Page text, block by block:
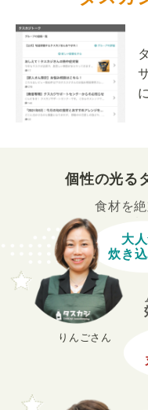
個性の光る
りんごさん
食材を
大
炊き